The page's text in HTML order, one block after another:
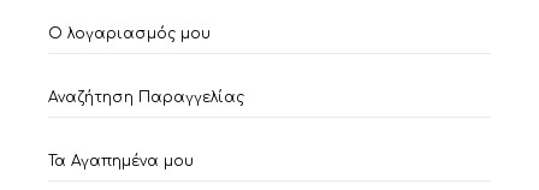
Ο λογαριασμός μου
Αναζήτηση Παραγγελίας
Τα Αγαπημένα μου